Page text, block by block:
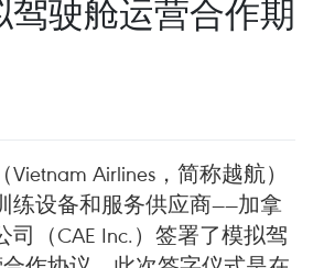
驶舱运营合作期
Airlines，简称越航）
练设备和服务供应商——加拿
司（CAE Inc.）签署了模拟驾